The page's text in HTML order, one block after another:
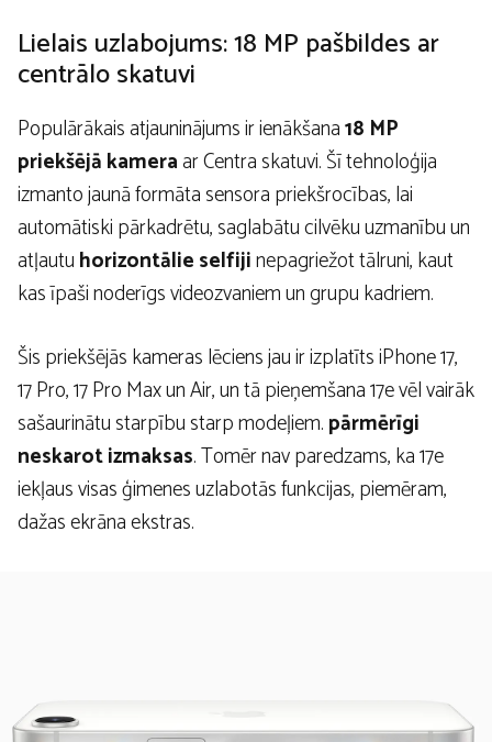
Lielais uzlabojums: 18 MP pašbildes ar
centrālo skatuvi
Populārākais atjauninājums ir ienākšana18 MP
priekšējā kameraar Centra skatuvi. Šī tehnoloģija
izmanto jaunā formāta sensora priekšrocības, lai
automātiski pārkadrētu, saglabātu cilvēku uzmanību un
atļautuhorizontālie selfijinepagriežot tālruni, kaut
kas īpaši noderīgs videozvaniem un grupu kadriem.
Šis priekšējās kameras lēciens jau ir izplatīts iPhone 17,
17 Pro, 17 Pro Max un Air, un tā pieņemšana 17e vēl vairāk
sašaurinātu starpību starp modeļiem.pārmērīgi
neskarot izmaksas. Tomēr nav paredzams, ka 17e
iekļaus visas ģimenes uzlabotās funkcijas, piemēram,
dažas ekrāna ekstras.